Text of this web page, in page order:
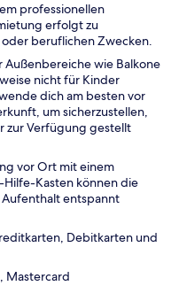
professionellen
erfolgt zu
beruflichen Zwecken.
wie Balkone
nicht für Kinder
dich am besten vor
um sicherzustellen,
zur Verfügung gestellt
vor Ort mit einem
Hilfe-Kasten können die
entspannt
Debitkarten und
Mastercard